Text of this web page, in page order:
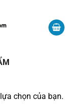
chọn của bạn.